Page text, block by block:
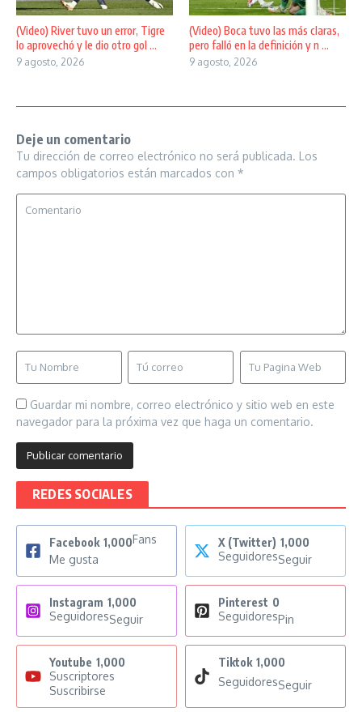
(Video) River tuvo un error, Tigre
lo aprovechó y le dio otro gol ...
9 agosto, 2026
(Video) Boca tuvo las más claras,
pero falló en la definición y n ...
9 agosto, 2026
Deje un comentario
Tu dirección de correo electrónico no será publicada. Los
campos obligatorios están marcados con *
Guardar mi nombre, correo electrónico y sitio web en este
navegador para la próxima vez que haga un comentario.
REDES SOCIALES
Facebook 1,000Fans
Me gusta
X (Twitter) 1,000
SeguidoresSeguir
Instagram 1,000
SeguidoresSeguir
Pinterest 0
SeguidoresPin
Youtube 1,000
Suscriptores
Suscribirse
Tiktok 1,000
SeguidoresSeguir